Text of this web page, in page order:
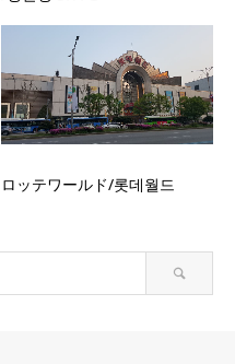
ロッテワールド/롯데월드